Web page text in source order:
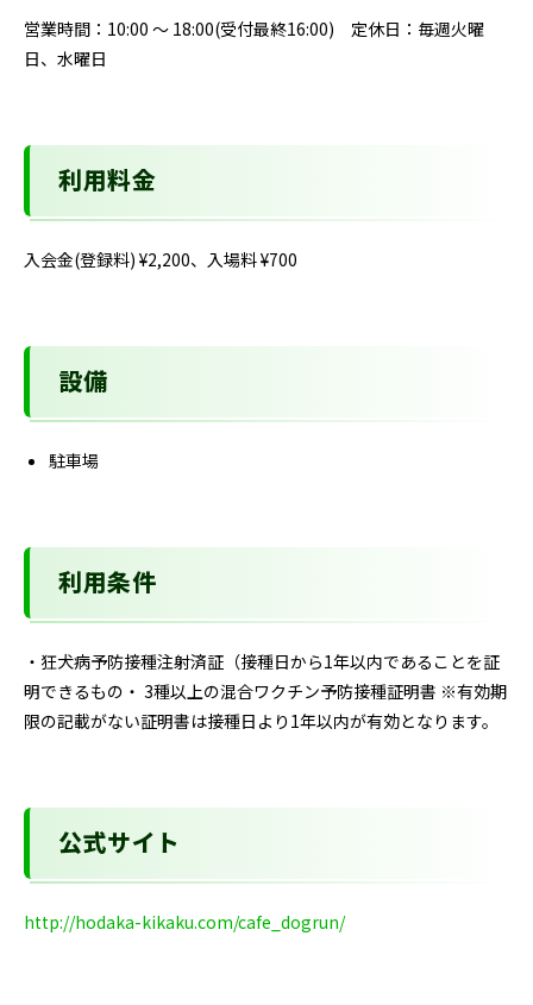
営業時間：10:00 〜 18:00(受付最終16:00) 定休日：毎週火曜
日、水曜日
利用料金
入会金(登録料) ¥2,200、入場料 ¥700
設備
駐車場
利用条件
・狂犬病予防接種注射済証（接種日から1年以内であることを証
明できるもの・ 3種以上の混合ワクチン予防接種証明書 ※有効期
限の記載がない証明書は接種日より1年以内が有効となります。
公式サイト
http://hodaka-kikaku.com/cafe_dogrun/